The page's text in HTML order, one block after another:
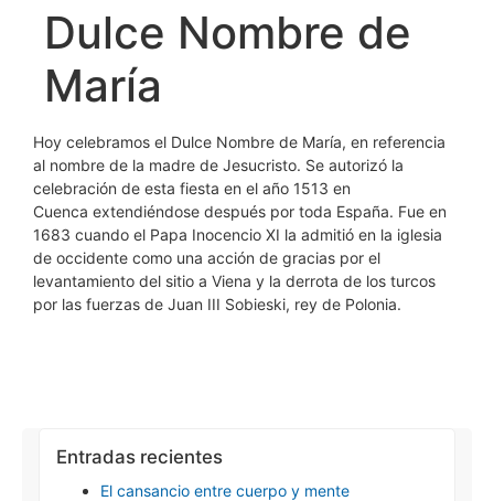
Dulce Nombre de
María
Hoy celebramos el Dulce Nombre de María, en referencia
al nombre de la madre de Jesucristo. Se autorizó la
celebración de esta fiesta en el año 1513 en
Cuenca extendiéndose después por toda España. Fue en
1683 cuando el Papa Inocencio XI la admitió en la iglesia
de occidente como una acción de gracias por el
levantamiento del sitio a Viena y la derrota de los turcos
por las fuerzas de Juan III Sobieski, rey de Polonia.
Entradas recientes
El cansancio entre cuerpo y mente